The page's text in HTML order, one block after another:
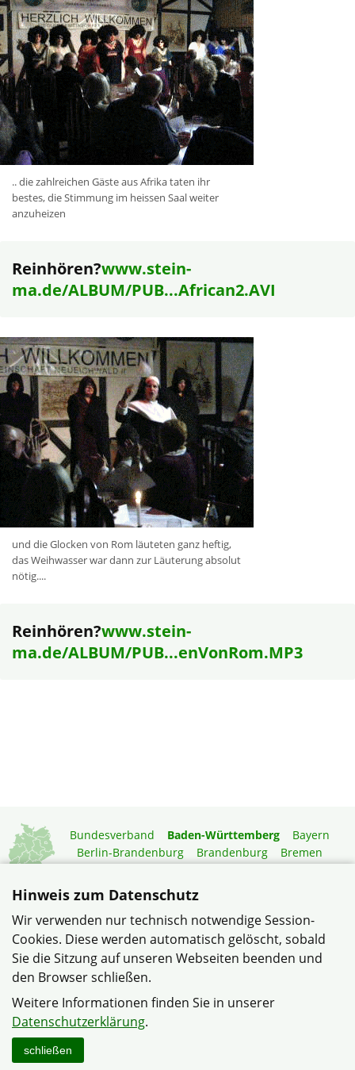
.. die zahlreichen Gäste aus Afrika taten ihr
bestes, die Stimmung im heissen Saal weiter
anzuheizen
Reinhören?www.stein-
ma.de/ALBUM/PUB...African2.AVI
und die Glocken von Rom läuteten ganz heftig,
das Weihwasser war dann zur Läuterung absolut
nötig....
Reinhören?www.stein-
ma.de/ALBUM/PUB...enVonRom.MP3
Bundesverband Baden-Württemberg
Bayern
Berlin-Brandenburg
Brandenburg
Bremen
Niedersachsen
Rheinland-Pfalz
Saarland
Sachsen-Anhalt
Schleswig-Holstein
Thüringen
Mitgliedermagazin
Gartenberatung
© Verband Wohneigentum Mannheim-Neueichwald II im
Verband Wohneigentum Baden-Württemberg e.V.
Datenschutzerklärung
Hinweis zum Datenschutz
Wir verwenden nur technisch notwendige Session-
Cookies. Diese werden automatisch gelöscht, sobald
Sie die Sitzung auf unseren Webseiten beenden und
den Browser schließen.
Weitere Informationen finden Sie in unserer
Datenschutzerklärung.
schließen